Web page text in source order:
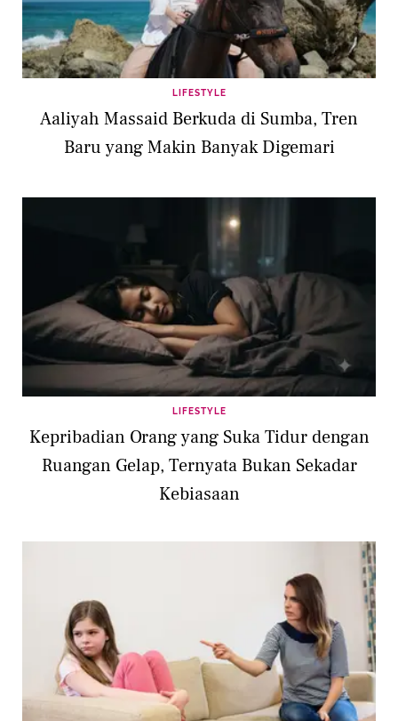
LIFESTYLE
Aaliyah Massaid Berkuda di Sumba, Tren
Baru yang Makin Banyak Digemari
LIFESTYLE
Kepribadian Orang yang Suka Tidur dengan
Ruangan Gelap, Ternyata Bukan Sekadar
Kebiasaan